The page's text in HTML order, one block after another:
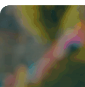
étapes clés et
4 juillet 2025